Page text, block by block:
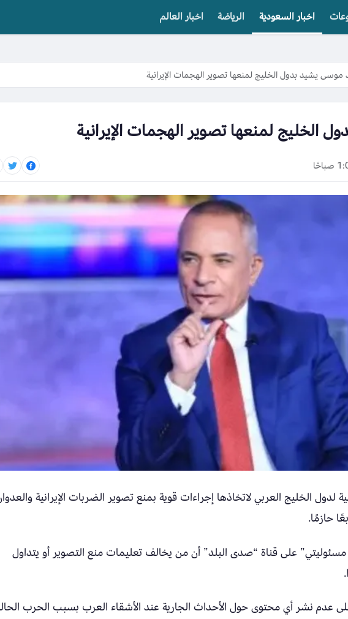
اخبار السعودية الرياضة اخبار العالم
موسى يشيد بدول الخليج لمنعها تصوير الهجمات الإيرانية
الخليج لمنعها تصوير الهجمات الإيرانية
الخليج العربي لاتخاذها إجراءات قوية بمنع تصوير الضربات الإيرانية
حازمًا.
مسئوليتي” على قناة “صدى البلد” أن من يخالف تعليمات منع التصوير أو يتداول
نشر أي محتوى حول الأحداث الجارية عند الأشقاء العرب بسبب الحرب